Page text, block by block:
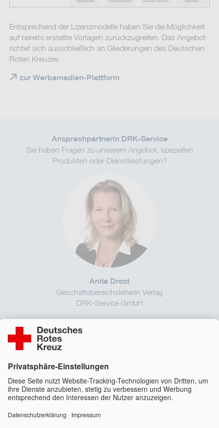
Entsprechend der Lizenzmodelle haben Sie die Möglichkeit
auf bereits erstellte Vorlagen zurückzugreifen. Das Angebot
richtet sich ausschließlich an Gliederungen des Deutschen
Roten Kreuzes.
zur Werbemedien-Plattform
Ansprechpartnerin DRK-Service
Sie haben Fragen zu unserem Angebot, speziellen
Produkten oder Dienstleistungen?
Anita Drost
Geschäftsbereichsleiterin Verlag
DRK-Service GmbH
Kontakt
verlag@drkservice.de